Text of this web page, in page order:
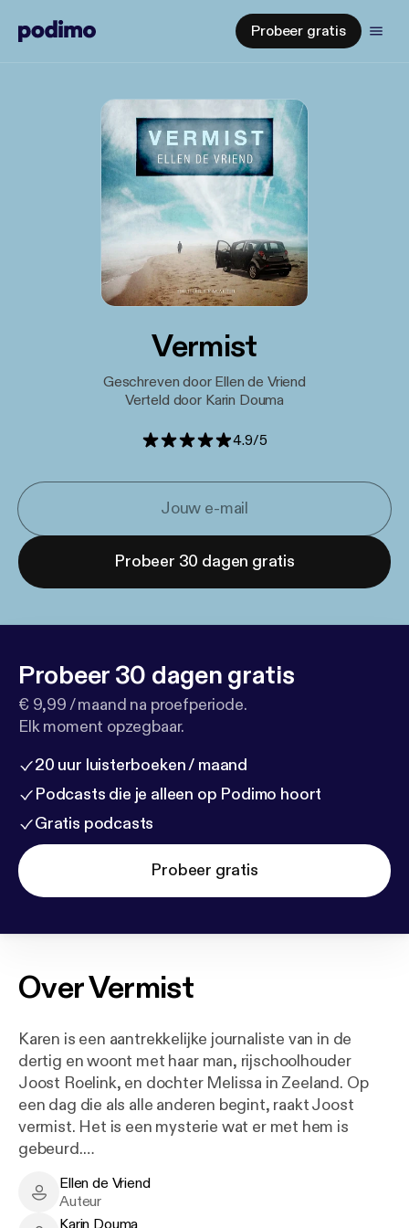
Probeer gratis
Vermist
Geschreven door Ellen de Vriend
Verteld door Karin Douma
4.9/5
Probeer 30 dagen gratis
Probeer 30 dagen gratis
€ 9,99 / maand na proefperiode.
Elk moment opzegbaar.
20 uur luisterboeken / maand
Podcasts die je alleen op Podimo hoort
Gratis podcasts
Probeer gratis
OverVermist
Karen is een aantrekkelijke journaliste van in de
dertig en woont met haar man, rijschoolhouder
Joost Roelink, en dochter Melissa in Zeeland. Op
een dag die als alle anderen begint, raakt Joost
vermist. Het is een mysterie wat er met hem is
gebeurd.
Ellen de Vriend - Author
Ellen de Vriend
Auteur
Karin Douma